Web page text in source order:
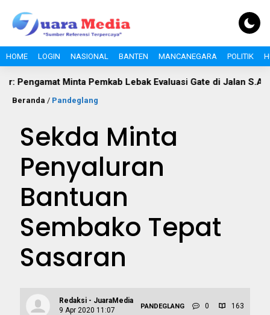
HOME LOGIN NASIONAL BANTEN MANCANEGARA POLITIK
Minta Pemkab Lebak Evaluasi Gate di Jalan S.A. Tirtayasa
Beranda / Pandeglang
Sekda Minta
Penyaluran
Bantuan
Sembako Tepat
Sasaran
Redaksi - JuaraMedia
9 Apr 2020 11:07
PANDEGLANG 0 163